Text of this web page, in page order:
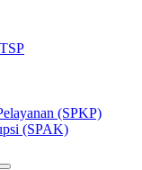
(SPKP)
(SPAK)